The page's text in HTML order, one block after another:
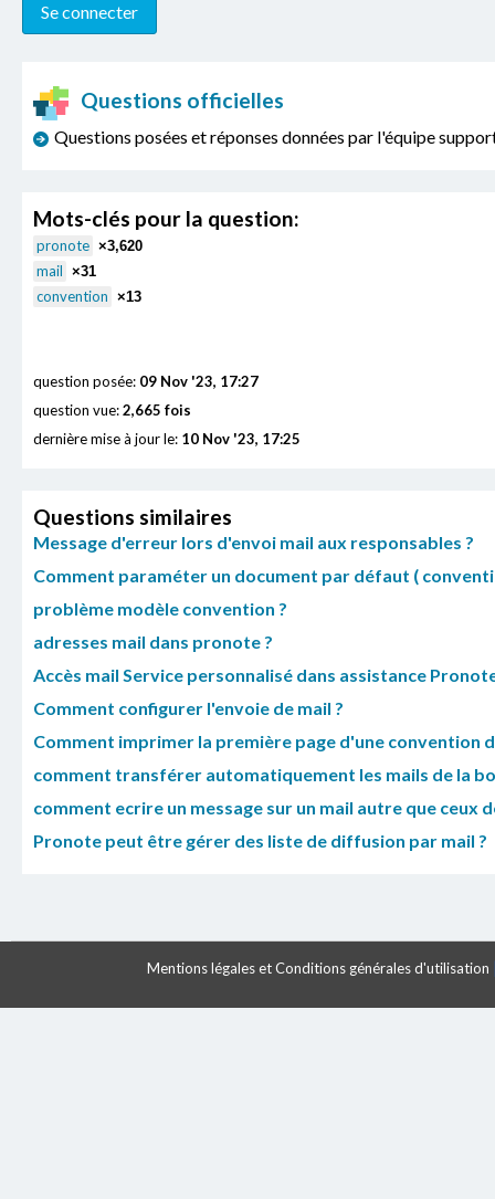
Questions officielles
Questions posées et réponses données par l'équipe
Mots-clés pour la question:
pronote ×3,620
mail ×31
convention ×13
question posée: 09 Nov '23, 17:27
question vue:2,665 fois
dernière mise à jour le: 10 Nov '23, 17:25
Questions similaires
Message d'erreur lors d'envoi mail aux responsables ?
Comment paraméter un document par défaut (
problème modèle convention ?
adresses mail dans pronote ?
Accès mail Service personnalisé dans assistance
Comment configurer l'envoie de mail ?
Comment imprimer la première page d'une convention
comment transférer automatiquement les mails de la
comment ecrire un message sur un mail autre que ceux
Pronote peut être gérer des liste de diffusion par mail ?
Mentions légales et Conditions générales d'utilisation